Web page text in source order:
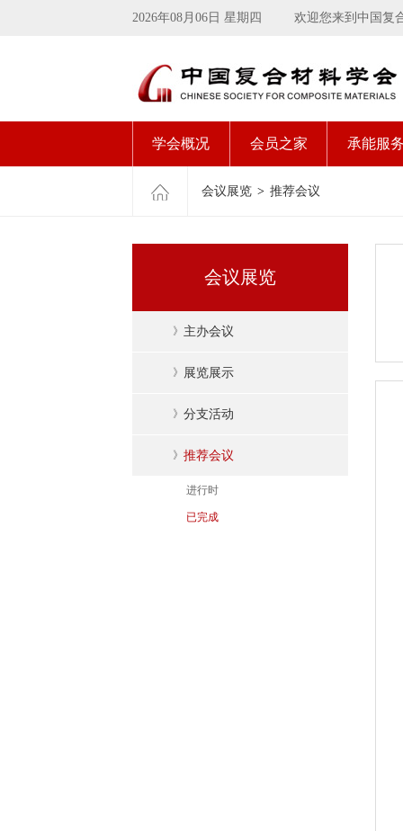
2026年08月06日 星期四 欢迎您来到中国复
学会概况 会员之家 承能服
会议展览 > 推荐会议
会议展览
》 主办会议
》 展览展示
》 分支活动
》 推荐会议
进行时
已完成